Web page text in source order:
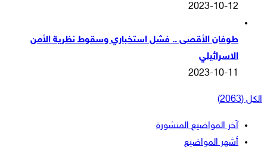
2023-10-12
طوفان الأقصى .. فشل استخباري وسقوط نظرية الأمن
الاسرائيلي
2023-10-11
الكل (2063)
آخر المواضيع المنشورة
أشهر المواضيع